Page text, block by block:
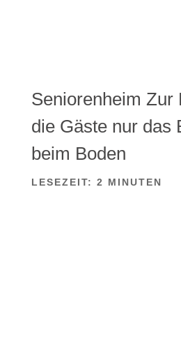
Seniorenheim Zur
die Gäste nur das
beim Boden
LESEZEIT: 2 MINUTEN